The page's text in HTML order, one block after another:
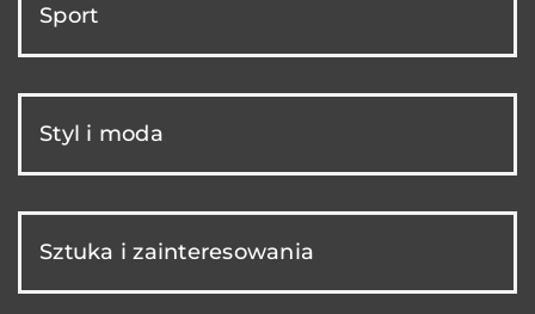
Sport
Styl i moda
Sztuka i zainteresowania